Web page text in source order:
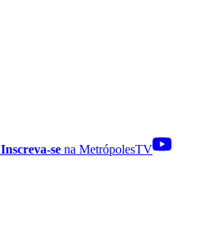
Inscreva-se na MetrópolesTV